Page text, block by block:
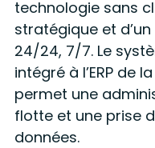
technologie sans
stratégique et
24/24, 7/7. Le
intégré à l’ERP de
permet une
flotte et une prise
données.